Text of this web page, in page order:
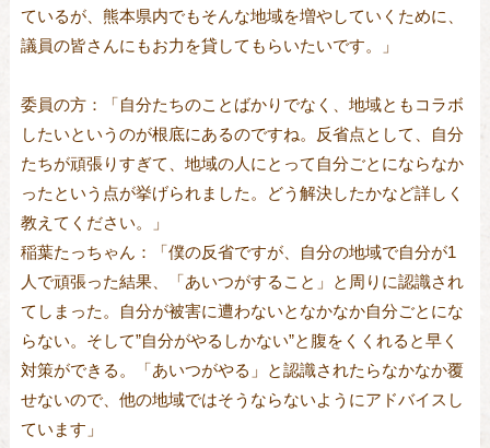
ているが、熊本県内でもそんな地域を増やしていくために、
議員の皆さんにもお力を貸してもらいたいです。」
委員の方：「自分たちのことばかりでなく、地域ともコラボ
したいというのが根底にあるのですね。反省点として、自分
たちが頑張りすぎて、地域の人にとって自分ごとにならなか
ったという点が挙げられました。どう解決したかなど詳しく
教えてください。」
稲葉たっちゃん：「僕の反省ですが、自分の地域で自分が1
人で頑張った結果、「あいつがすること」と周りに認識され
てしまった。自分が被害に遭わないとなかなか自分ごとにな
らない。そして”自分がやるしかない”と腹をくくれると早く
対策ができる。「あいつがやる」と認識されたらなかなか覆
せないので、他の地域ではそうならないようにアドバイスし
ています」